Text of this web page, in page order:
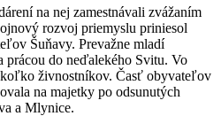
na nej zamestnávali zvážaním
rozvoj priemyslu priniesol
Šuňavy. Prevažne mladí
prácou do neďalekého Svitu. Vo
živnostníkov. Časť obyvateľov
na majetky po odsunutých
a Mlynice.